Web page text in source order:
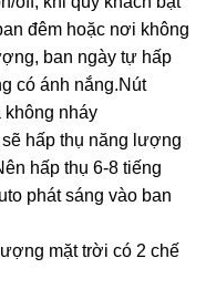
đêm hoặc nơi không
ban ngày tự hấp
có ánh nắng.Nút
không nháy
hấp thụ năng lượng
hấp thụ 6-8 tiếng
phát sáng vào ban
mặt trời có 2 chế